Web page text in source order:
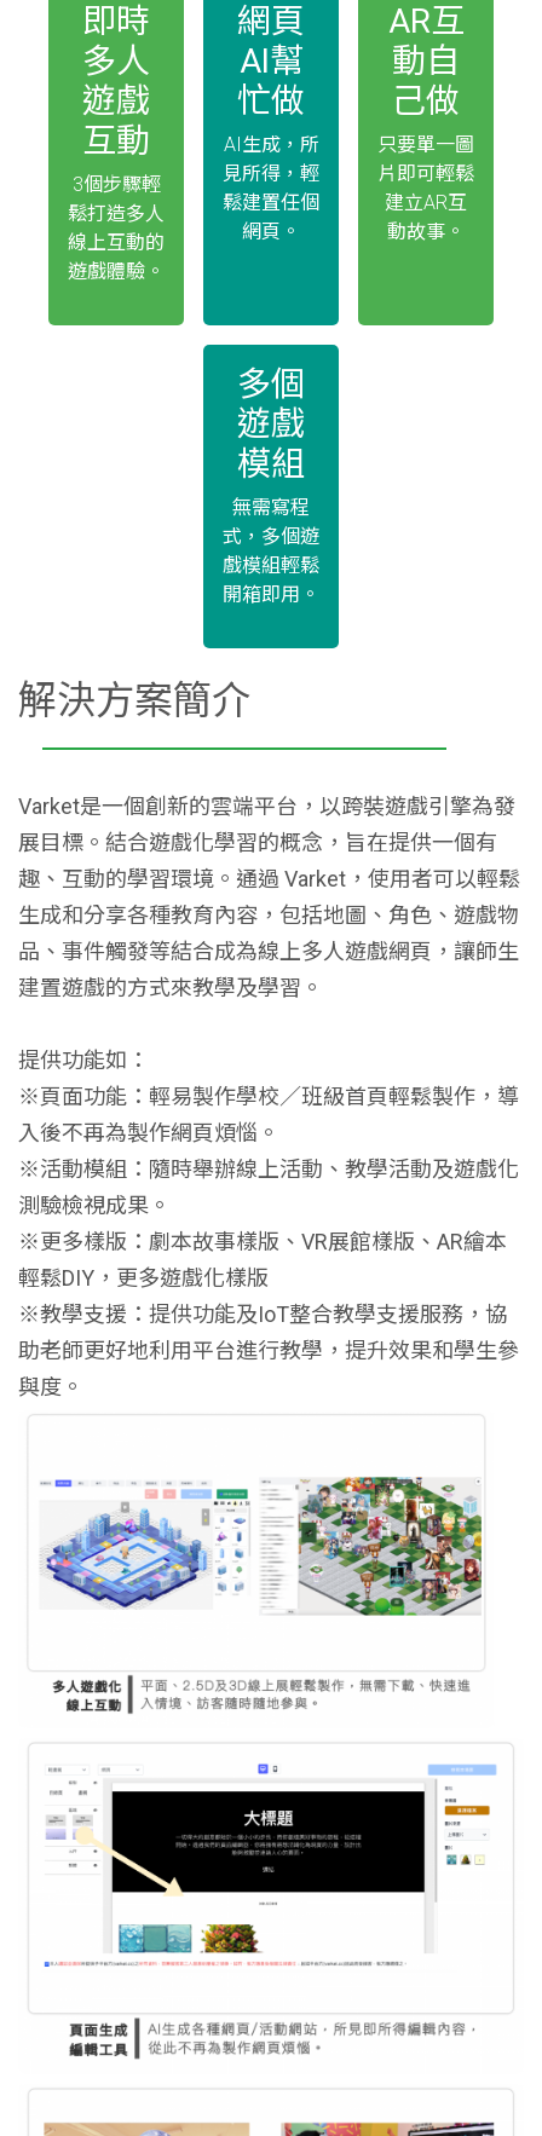
即時
多人
遊戲
互動
3個步驟輕
鬆打造多人
線上互動的
遊戲體驗。
網頁
AI幫
忙做
AI生成，所
見所得，輕
鬆建置任個
網頁。
AR互
動自
己做
只要單一圖
片即可輕鬆
建立AR互
動故事。
多個
遊戲
模組
無需寫程
式，多個遊
戲模組輕鬆
開箱即用。
解決方案簡介
Varket是一個創新的雲端平台，以跨裝遊戲引擎為發
展目標。結合遊戲化學習的概念，旨在提供一個有
趣、互動的學習環境。通過 Varket，使用者可以輕鬆
生成和分享各種教育內容，包括地圖、角色、遊戲物
品、事件觸發等結合成為線上多人遊戲網頁，讓師生
建置遊戲的方式來教學及學習。
提供功能如：
※頁面功能：輕易製作學校／班級首頁輕鬆製作，導
入後不再為製作網頁煩惱。
※活動模組：隨時舉辦線上活動、教學活動及遊戲化
測驗檢視成果。
※更多樣版：劇本故事樣版、VR展館樣版、AR繪本
輕鬆DIY，更多遊戲化樣版
※教學支援：提供功能及IoT整合教學支援服務，協
助老師更好地利用平台進行教學，提升效果和學生參
與度。